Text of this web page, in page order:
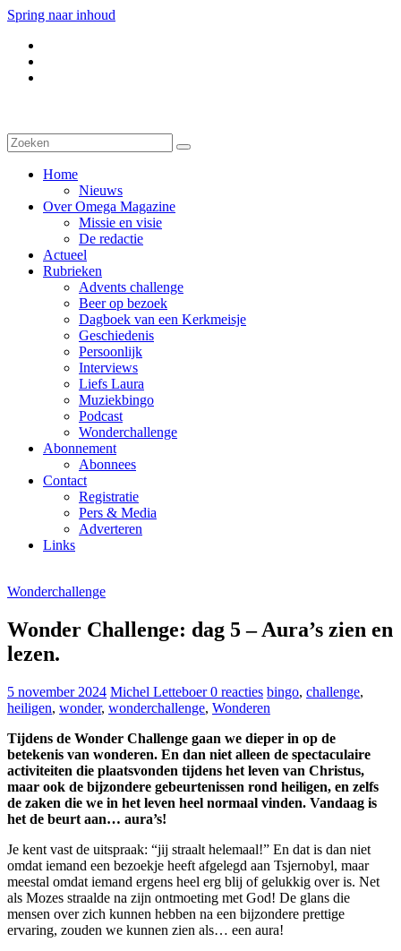
Spring naar inhoud
Home
Nieuws
Over Omega Magazine
Missie en visie
De redactie
Actueel
Rubrieken
Advents challenge
Beer op bezoek
Dagboek van een Kerkmeisje
Geschiedenis
Persoonlijk
Interviews
Liefs Laura
Muziekbingo
Podcast
Wonderchallenge
Abonnement
Abonnees
Contact
Registratie
Pers & Media
Adverteren
Links
Wonderchallenge
Wonder Challenge: dag 5 – Aura’s zien en
lezen.
5 november 2024 Michel Letteboer0 reacties bingo, challenge,
heiligen, wonder, wonderchallenge, Wonderen
Tijdens de Wonder Challenge gaan we dieper in op de
betekenis van wonderen. En dan niet alleen de spectaculaire
activiteiten die plaatsvonden tijdens het leven van Christus,
maar ook de bijzondere gebeurtenissen rond heiligen, en zelfs
de zaken die we in het leven heel normaal vinden. Vandaag is
het de beurt aan… aura’s!
Je kent vast de uitspraak: “jij straalt helemaal!” En dat is dan niet
omdat iemand een bezoekje heeft afgelegd aan Tsjernobyl, maar
meestal omdat iemand ergens heel erg blij of gelukkig over is. Net
als Mozes straalde na zijn ontmoeting met God! De glans die
mensen over zich kunnen hebben na een bijzondere prettige
ervaring, zouden we kunnen zien als… een aura!